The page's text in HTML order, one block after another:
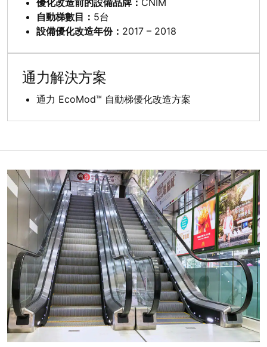
自動梯數目： 5台
設備優化改造年份： 2017 – 2018
通力解決方案
通力 EcoMod™ 自動梯優化改造方案